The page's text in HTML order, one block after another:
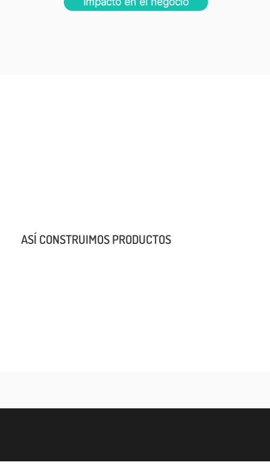
ASÍ CONSTRUIMOS PRODUCTOS